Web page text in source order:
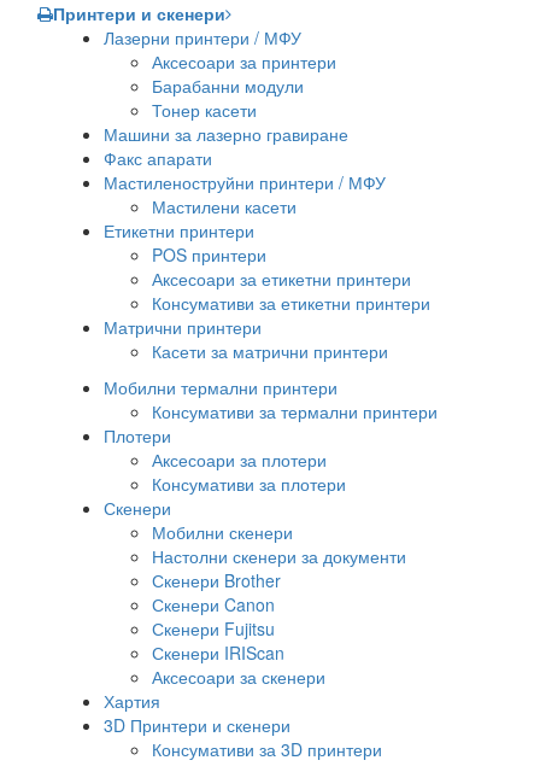
Принтери и скенери
Лазерни принтери / МФУ
Аксесоари за принтери
Барабанни модули
Тонер касети
Машини за лазерно гравиране
Факс апарати
Мастиленоструйни принтери / МФУ
Мастилени касети
Етикетни принтери
POS принтери
Аксесоари за етикетни принтери
Консумативи за етикетни принтери
Матрични принтери
Касети за матрични принтери
Мобилни термални принтери
Консумативи за термални принтери
Плотери
Аксесоари за плотери
Консумативи за плотери
Скенери
Мобилни скенери
Настолни скенери за документи
Скенери Brother
Скенери Canon
Скенери Fujitsu
Скенери IRIScan
Аксесоари за скенери
Хартия
3D Принтери и скенери
Консумативи за 3D принтери